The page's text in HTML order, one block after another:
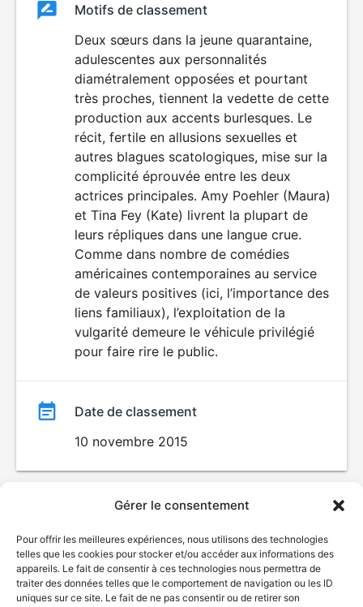
Gérer le consentement
Pour offrir les meilleures expériences, nous utilisons des technologies
telles que les cookies pour stocker et/ou accéder aux informations des
appareils. Le fait de consentir à ces technologies nous permettra de
traiter des données telles que le comportement de navigation ou les ID
uniques sur ce site. Le fait de ne pas consentir ou de retirer son
ClassementClassement
LANGAGE
VULGAIRE
Motifs de classement
Deux sœurs dans la jeune quarantaine,
adulescentes aux personnalités
diamétralement opposées et pourtant
très proches, tiennent la vedette de cette
production aux accents burlesques. Le
récit, fertile en allusions sexuelles et
autres blagues scatologiques, mise sur la
complicité éprouvée entre les deux
actrices principales. Amy Poehler (Maura)
et Tina Fey (Kate) livrent la plupart de
leurs répliques dans une langue crue.
Comme dans nombre de comédies
américaines contemporaines au service
de valeurs positives (ici, l’importance des
liens familiaux), l’exploitation de la
vulgarité demeure le véhicule privilégié
pour faire rire le public.
Date de classement
10 novembre 2015
© Gouvernement du Québec, 2026